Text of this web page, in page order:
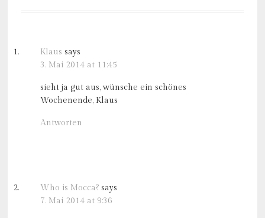
Klaus says
3. Mai 2014 at 11:45
sieht ja gut aus, wünsche ein schönes
Wochenende, Klaus
Antworten
Who is Mocca? says
7. Mai 2014 at 9:36